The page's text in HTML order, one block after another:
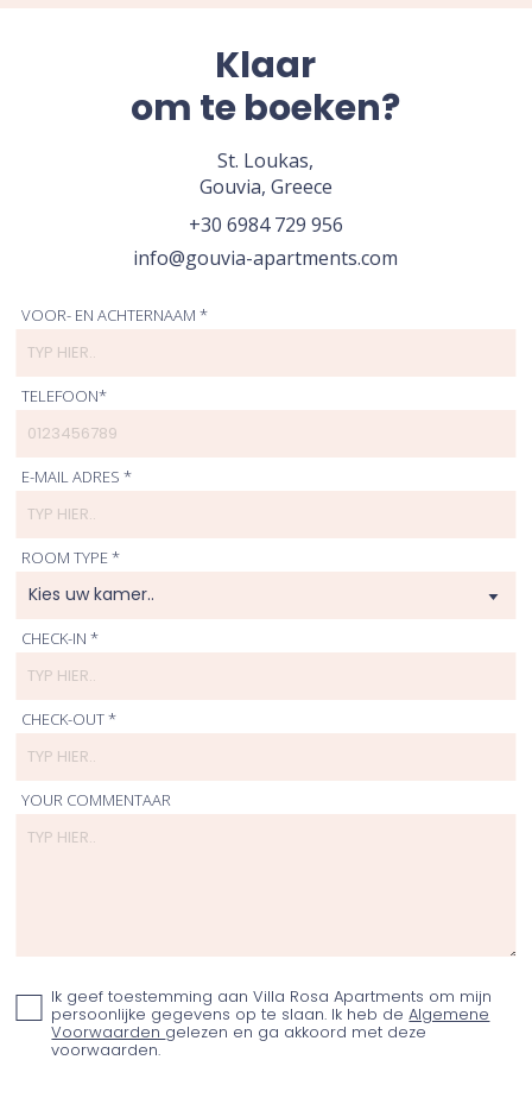
Klaar
om te boeken?
St. Loukas,
Gouvia, Greece
+30 6984 729 956
info@gouvia-apartments.com
VOOR- EN ACHTERNAAM *
TELEFOON*
E-MAIL ADRES *
ROOM TYPE *
CHECK-IN *
CHECK-OUT *
YOUR COMMENTAAR
Ik geef toestemming aan Villa Rosa Apartments om mijn
persoonlijke gegevens op te slaan. Ik heb deAlgemene
Voorwaarden gelezen en ga akkoord met deze
voorwaarden.